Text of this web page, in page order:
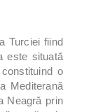
Turciei fiind
este situată
o
Mediterană
Neagră prin